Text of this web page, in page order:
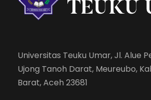
Universitas Teuku Umar, Jl. Alue
Ujong Tanoh Darat, Meureubo,
Barat, Aceh 23681